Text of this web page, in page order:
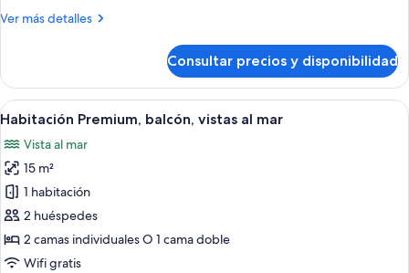
al
Ver más detalles
Más
doble,
balcón,
vistas
mar
Consultar precios y disponibilidad
Abrir
todas
las
fotos
de
Habitación
Premium,
balcón,
Una habitación de hotel moderna
9
Habitación Premium, balcón, vistas al mar
Vista al mar
15 m²
1 habitación
2 huéspedes
2 camas individuales O 1 cama doble
Wifi gratis